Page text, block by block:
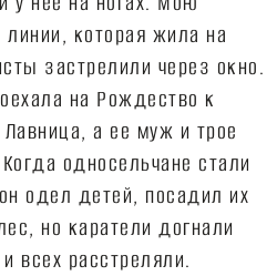
которая жила на
застрелили через окно.
на Рождество к
а ее муж и трое
односельчане стали
одел детей, посадил их
но каратели догнали
всех расстреляли.